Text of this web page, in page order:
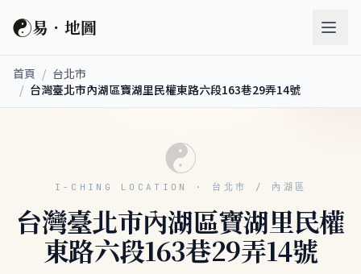
☯易．地圖
首頁 / 台北市
/ 台灣臺北市內湖區寶湖里民權東路六段163巷29弄14號
☯
I-CHING LOCATION · 台北市 / 內湖區
台灣臺北市內湖區寶湖里民權
東路六段163巷29弄14號